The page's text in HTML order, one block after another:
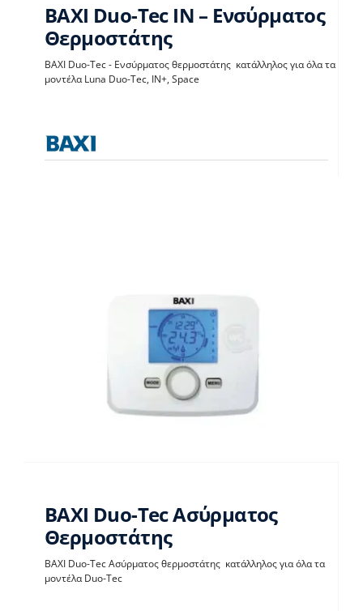
BAXI Duo-Tec IN –
Ενσύρματος
BAXI Duo-Tec IN – Ενσύρματος
Θερμοστάτης
BAXI Duo-Tec - Ενσύρματος θερμοστάτης κατάλληλος για όλα τα
μοντέλα Luna Duo-Tec, IN+, Space
BAXI Duo-Tec
Ασύρματος
BAXI Duo-Tec Ασύρματος
Θερμοστάτης
BAXI Duo-Tec Ασύρματος θερμοστάτης κατάλληλος για όλα τα
μοντέλα Duo-Tec